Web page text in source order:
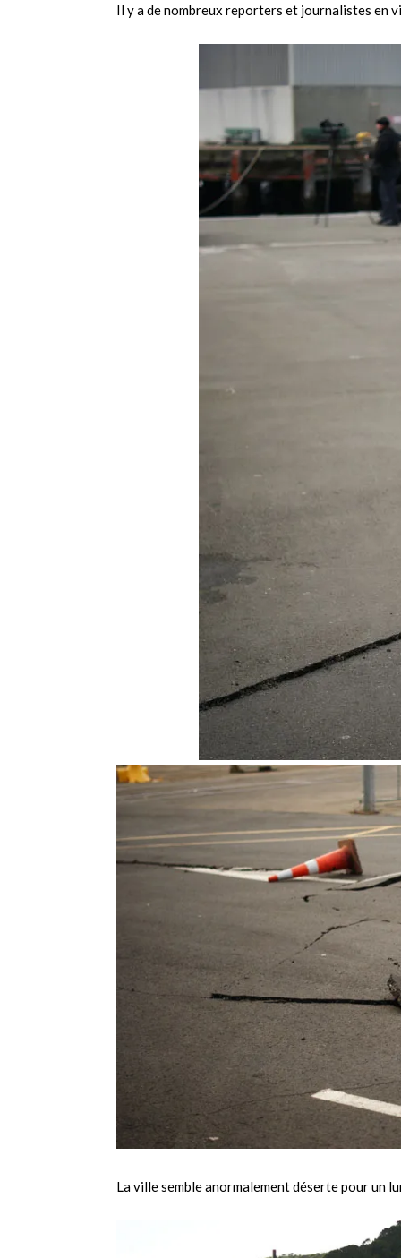
Il y a de nombreux reporters et journalistes en
La ville semble anormalement déserte pour un